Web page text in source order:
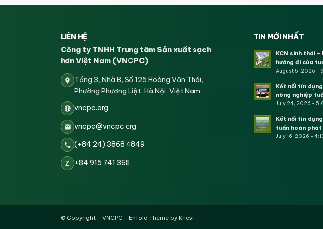
LIÊN HỆ
Công ty TNHH Trung tâm Sản xuất sạch
hơn Việt Nam (VNCPC)
Tầng 3, Nhà B, Số 125 Hoàng Văn Thái,
Phường Phương Liệt, Hà Nội, Việt Nam
vncpc.org
vncpc@vncpc.org
(+84 24) 3868 4849
Z +84 915 741 368
TIN MỚI NHẤT
KCN sinh thái –
hướng đi của
August 5, 2026 -
Kết nối tín
nông nghiệp
July 24, 2026 -
Kết nối tín
tuần hoàn
July 16, 2026 -
© Copyright - VNCPC - Enfold Theme by Kriesi